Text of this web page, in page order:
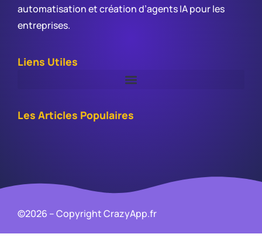
automatisation et création d’agents IA pour les
entreprises.
Liens Utiles
Les Articles Populaires
©2026 – Copyright CrazyApp.fr